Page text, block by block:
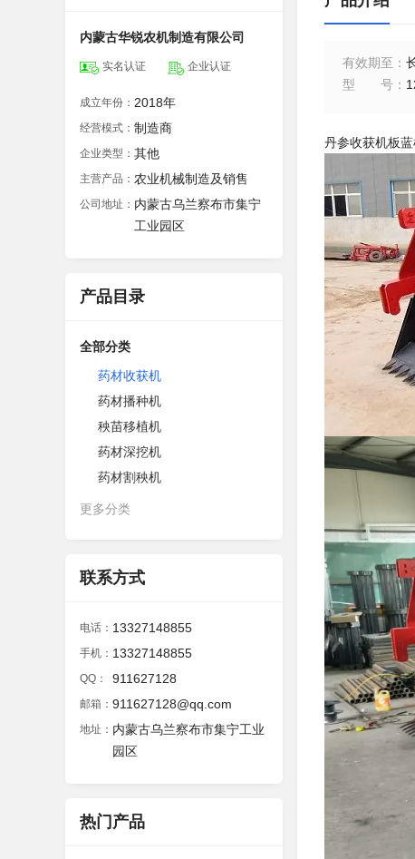
内蒙古华锐农机制造有限公司
实名认证 企业认证
成立年份： 2018年
经营模式： 制造商
企业类型： 其他
主营产品： 农业机械制造及销售
公司地址： 内蒙古乌兰察布市集宁
工业园区
产品目录
全部分类
药材收获机
药材播种机
秧苗移植机
药材深挖机
药材割秧机
更多分类
联系方式
电话： 13327148855
手机： 13327148855
QQ： 911627128
邮箱： 911627128@qq.com
地址： 内蒙古乌兰察布市集宁工业
园区
热门产品
有效期至 ：
型号 ：
丹参收获机板